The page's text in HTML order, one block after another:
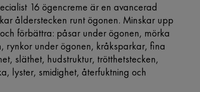
16 ögencreme är en avancerad
ålderstecken runt ögonen. Minskar upp
förbättra: påsar under ögonen, mörka
rynkor under ögonen, kråksparkar, fina
släthet, hudstruktur, trötthetstecken,
lyster, smidighet, återfuktning och